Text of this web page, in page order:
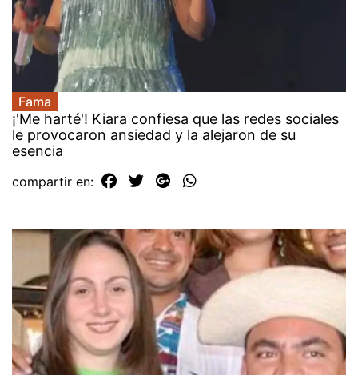
Fama
¡'Me harté'! Kiara confiesa que las redes sociales
le provocaron ansiedad y la alejaron de su
esencia
compartir en: